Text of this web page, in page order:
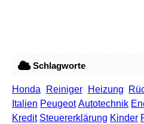
Schlagworte
Honda Reiniger Heizung
Italien Peugeot Autotechnik
Kredit Steuererklärung Kinder